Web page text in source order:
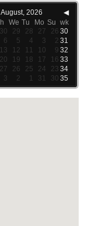
◀
August, 2026
wk
Su
Mo
Tu
We
30
26
27
28
29
30
31
2
3
4
5
6
32
9
10
11
12
13
33
16
17
18
19
20
34
23
24
25
26
27
35
30
31
1
2
3